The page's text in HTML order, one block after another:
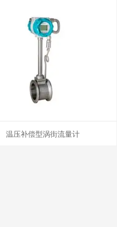
温压补偿型涡街流量计